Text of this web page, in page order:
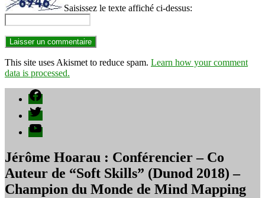
Saisissez le texte affiché ci-dessus:
This site uses Akismet to reduce spam. Learn how your comment
data is processed.
Facebook
Twitter
YouTube
Jérôme Hoarau : Conférencier – Co
Auteur de “Soft Skills” (Dunod 2018) –
Champion du Monde de Mind Mapping